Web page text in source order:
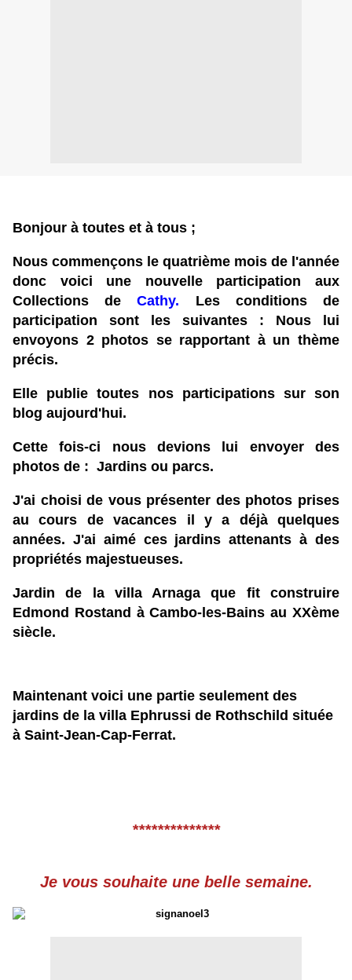
Bonjour à toutes et à tous ;
Nous commençons le quatrième mois de l'année
donc voici une nouvelle participation aux
Collections de
Cathy.
Les conditions de
participation sont les suivantes : Nous lui
envoyons 2 photos se rapportant à un thème
précis.
Elle publie toutes nos participations sur son
blog aujourd'hui.
Cette fois-ci nous devions lui envoyer des
photos de : Jardins ou parcs.
J'ai choisi de vous présenter des photos prises
au cours de vacances il y a déjà quelques
années. J'ai aimé ces jardins attenants à des
propriétés majestueuses.
Jardin de la villa Arnaga que fit construire
Edmond Rostand à Cambo-les-Bains au XXème
siècle.
Maintenant voici une partie seulement des
jardins de la villa Ephrussi de Rothschild située
à Saint-Jean-Cap-Ferrat.
**************
Je vous souhaite une belle semaine.